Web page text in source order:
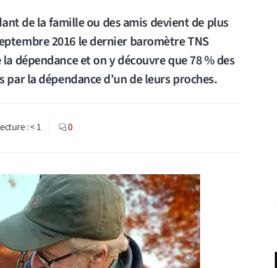
de la famille ou des amis devient de plus
2016 le dernier baromètre TNS
dépendance et on y découvre que 78 % des
par la dépendance d’un de leurs proches.
:< 1 0